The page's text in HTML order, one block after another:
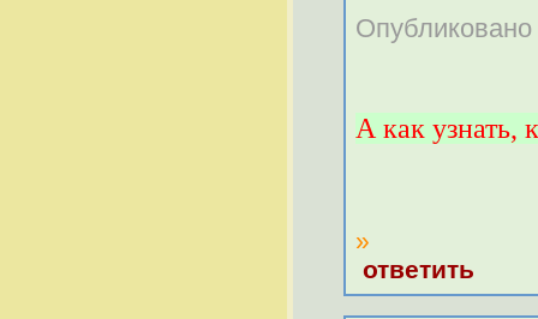
А как узнать,
»
ответить